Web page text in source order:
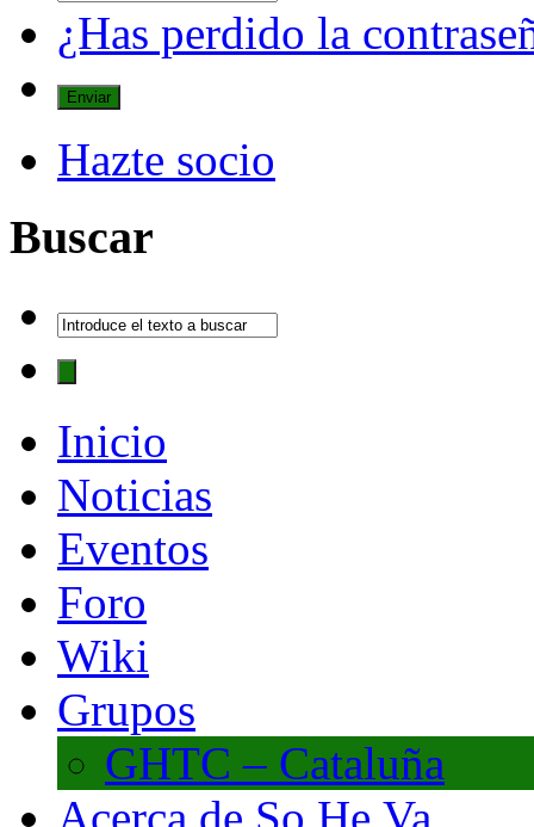
¿Has perdido la
Hazte socio
Buscar
Inicio
Noticias
Eventos
Foro
Wiki
Grupos
GHTC – Cataluña
Acerca de So.He.Va.